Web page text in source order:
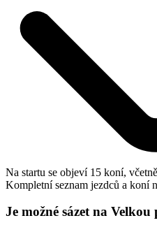
Na startu se objeví 15 koní,
Kompletní seznam jezdců a koní
Je možné sázet na